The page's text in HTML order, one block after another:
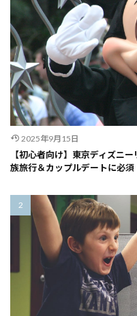
2025年9月15日
【初心者向け】東京ディズニ
族旅行＆カップルデートに必須